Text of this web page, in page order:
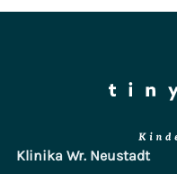
Klinika Wr. Neustadt